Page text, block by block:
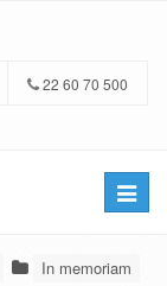
22 60 70 500
Toggle
In memoriam